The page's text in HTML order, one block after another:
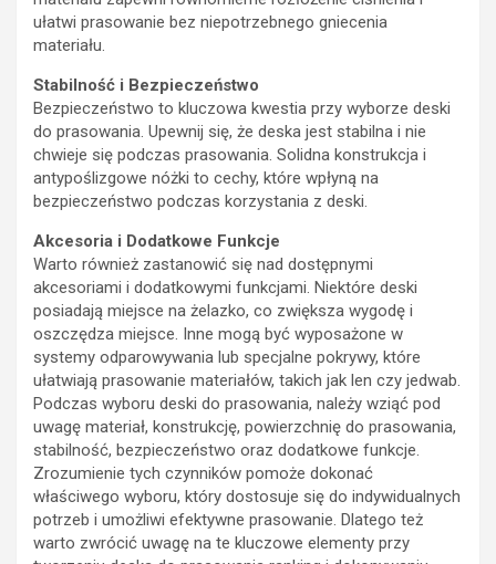
ułatwi prasowanie bez niepotrzebnego gniecenia
materiału.
Stabilność i Bezpieczeństwo
Bezpieczeństwo to kluczowa kwestia przy wyborze deski
do prasowania. Upewnij się, że deska jest stabilna i nie
chwieje się podczas prasowania. Solidna konstrukcja i
antypoślizgowe nóżki to cechy, które wpłyną na
bezpieczeństwo podczas korzystania z deski.
Akcesoria i Dodatkowe Funkcje
Warto również zastanowić się nad dostępnymi
akcesoriami i dodatkowymi funkcjami. Niektóre deski
posiadają miejsce na żelazko, co zwiększa wygodę i
oszczędza miejsce. Inne mogą być wyposażone w
systemy odparowywania lub specjalne pokrywy, które
ułatwiają prasowanie materiałów, takich jak len czy jedwab.
Podczas wyboru deski do prasowania, należy wziąć pod
uwagę materiał, konstrukcję, powierzchnię do prasowania,
stabilność, bezpieczeństwo oraz dodatkowe funkcje.
Zrozumienie tych czynników pomoże dokonać
właściwego wyboru, który dostosuje się do indywidualnych
potrzeb i umożliwi efektywne prasowanie. Dlatego też
warto zwrócić uwagę na te kluczowe elementy przy